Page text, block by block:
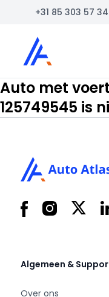
+31 85 303 57 34
Auto Atlas
Auto met
125749545 is
FacebookInstagram
X
Algemeen &
Over ons